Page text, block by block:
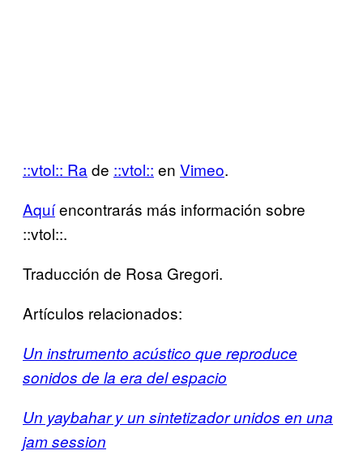
::vtol:: Ra de ::vtol:: en Vimeo.
Aquíencontrarás más información sobre
::vtol::.
Traducción de Rosa Gregori.
Artículos relacionados:
Un instrumento acústico que reproduce
sonidos de la era del espacio
Un yaybahar y un sintetizador unidos en una
jam session